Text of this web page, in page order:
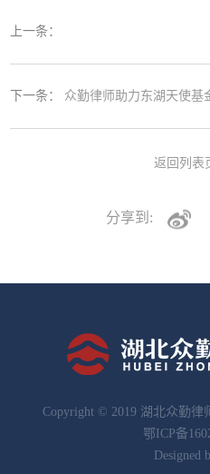
上一条：
下一条： 众勤律师助力东湖天使基金管理人
返回列表
分享到:
Copyright © 2019 湖北众勤律
鄂ICP备
Designed